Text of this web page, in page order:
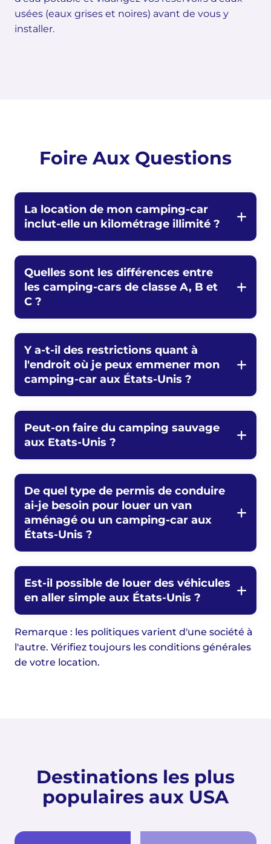
usées (eaux grises et noires) avant de vous y
installer.
Foire Aux Questions
La location de mon camping-car
inclut-elle un kilométrage illimité ?
Quelles sont les différences entre
les camping-cars de classe A, B et
C ?
Y a-t-il des restrictions quant à
l'endroit où je peux emmener mon
camping-car aux États-Unis ?
Peut-on faire du camping sauvage
aux Etats-Unis ?
De quel type de permis de conduire
ai-je besoin pour louer un van
aménagé ou un camping-car aux
États-Unis ?
Est-il possible de louer des véhicules
en aller simple aux États-Unis ?
Remarque : les politiques varient d'une société à
l'autre. Vérifiez toujours les conditions générales
de votre location.
Destinations les plus
populaires aux USA